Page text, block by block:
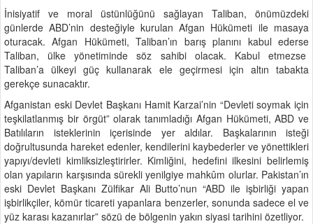
İnisiyatif ve moral üstünlüğünü sağlayan Taliban, önümüzdeki
günlerde ABD’nin desteğiyle kurulan Afgan Hükümeti ile masaya
oturacak. Afgan Hükümeti, Taliban’ın barış planını kabul ederse
Taliban, ülke yönetiminde söz sahibi olacak. Kabul etmezse
Taliban’a ülkeyi güç kullanarak ele geçirmesi için altın tabakta
gerekçe sunacaktır.
Afganistan eski Devlet Başkanı Hamit Karzai’nin “Devleti soymak için
teşkilatlanmış bir örgüt” olarak tanımladığı Afgan Hükümeti, ABD ve
Batılıların isteklerinin içerisinde yer aldılar. Başkalarının isteği
doğrultusunda hareket edenler, kendilerini kaybederler ve yönettikleri
yapıyı/devleti kimliksizleştirirler. Kimliğini, hedefini ilkesini belirlemiş
olan yapıların karşısında sürekli yenilgiye mahkûm olurlar. Pakistan’ın
eski Devlet Başkanı Zülfikar Ali Butto’nun “ABD ile işbirliği yapan
işbirlikçiler, kömür ticareti yapanlara benzerler, sonunda sadece el ve
yüz karası kazanırlar” sözü de bölgenin yakın siyasi tarihini özetliyor.